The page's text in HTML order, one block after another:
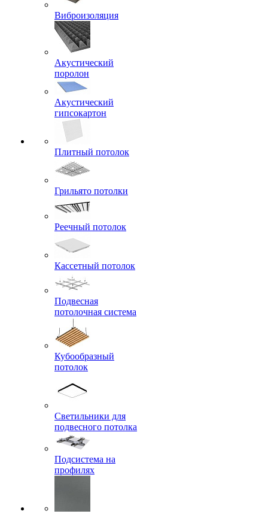
Виброизоляция
Акустический
поролон
Акустический
гипсокартон
Плитный потолок
Грильято потолки
Реечный потолок
Кассетный потолок
Подвесная
потолочная система
Кубообразный
потолок
Светильники для
подвесного потолка
Подсистема на
профилях